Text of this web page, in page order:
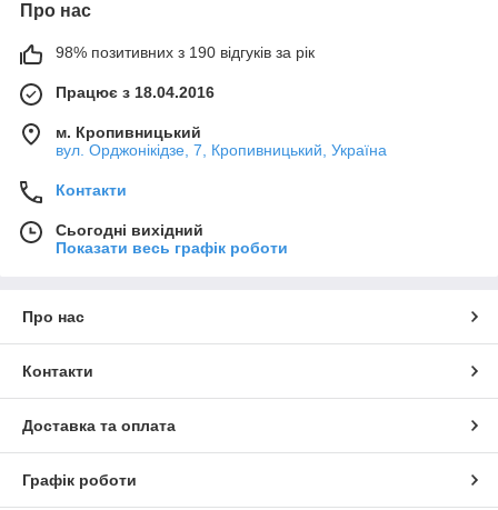
Про нас
98% позитивних з 190 відгуків за рік
Працює з 18.04.2016
м. Кропивницький
вул. Орджонікідзе, 7, Кропивницький, Україна
Контакти
Сьогодні вихідний
Показати весь графік роботи
Про нас
Контакти
Доставка та оплата
Графік роботи